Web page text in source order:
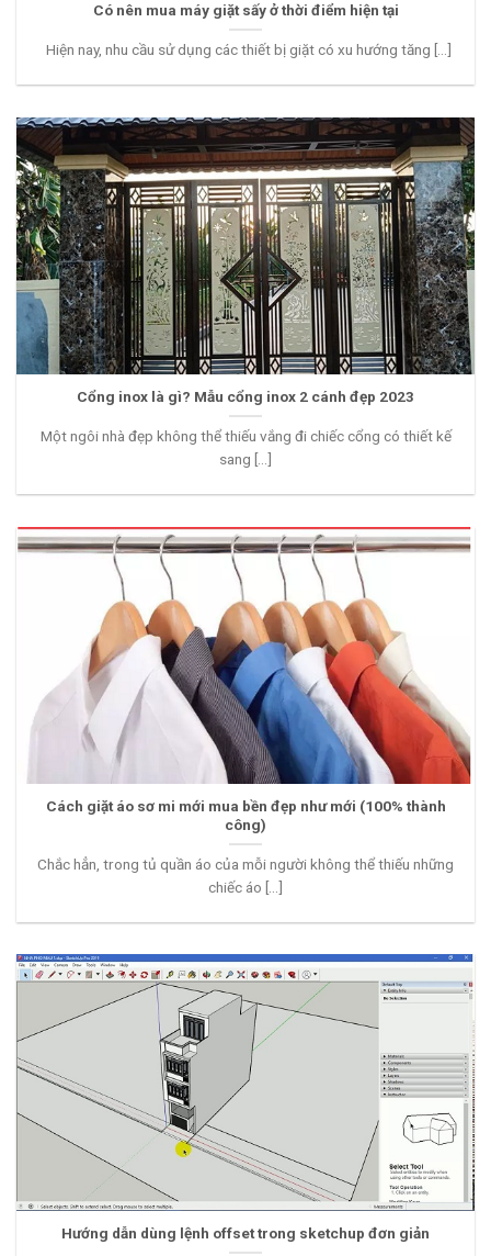
Có nên mua máy giặt sấy ở thời điểm hiện tại
Hiện nay, nhu cầu sử dụng các thiết bị giặt có xu hướng tăng [...]
Cổng inox là gì? Mẫu cổng inox 2 cánh đẹp 2023
Một ngôi nhà đẹp không thể thiếu vắng đi chiếc cổng có thiết kế
sang [...]
Cách giặt áo sơ mi mới mua bền đẹp như mới (100% thành
công)
Chắc hẳn, trong tủ quần áo của mỗi người không thể thiếu những
chiếc áo [...]
Hướng dẫn dùng lệnh offset trong sketchup đơn giản